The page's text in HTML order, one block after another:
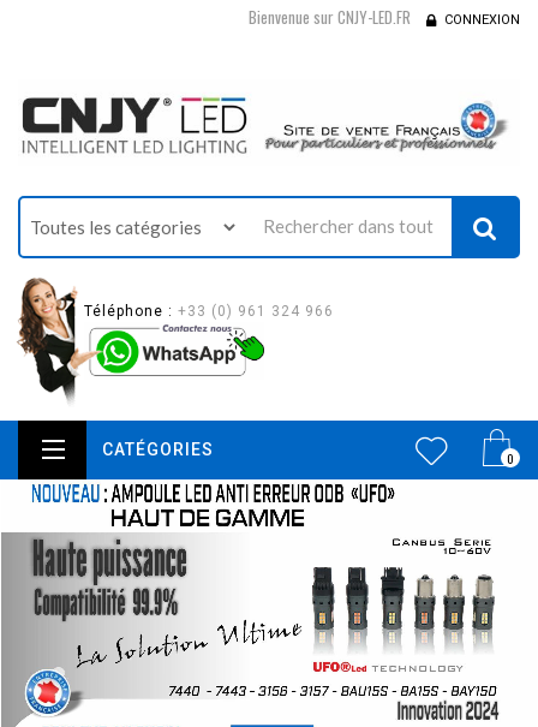
Bienvenue sur CNJY-LED.FR CONNEXION
Téléphone : +33 (0) 961 324 966
0
CATÉGORIES